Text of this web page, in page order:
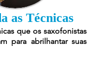
as Técnicas
que os saxofonistas
para abrilhantar suas